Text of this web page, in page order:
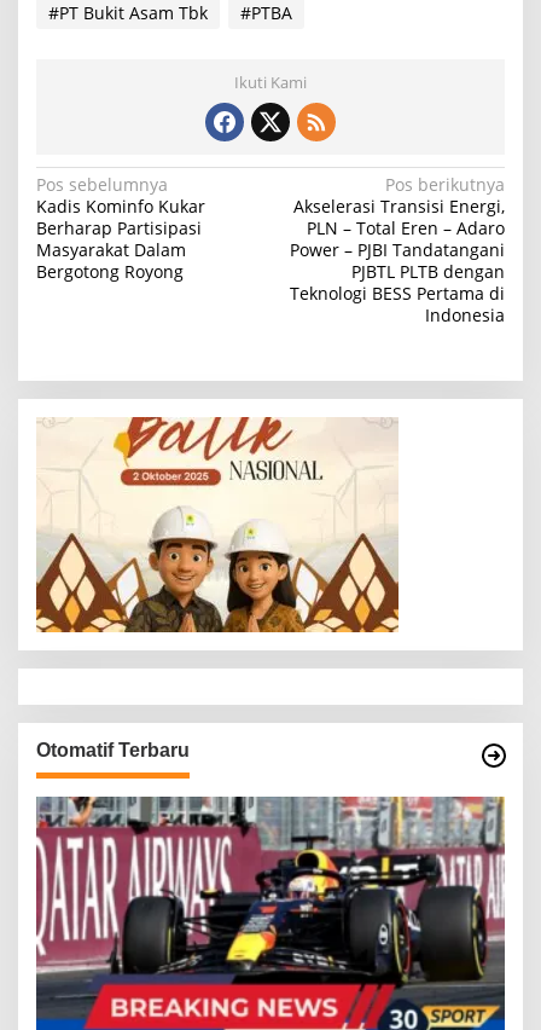
#PT Bukit Asam Tbk #PTBA
Ikuti Kami
N
a
v
s
i
p
o
s
Pos sebelumnya
Kadis Kominfo Kukar
Berharap Partisipasi
Masyarakat Dalam
Bergotong Royong
Pos berikutnya
Akselerasi Transisi Energi,
PLN – Total Eren – Adaro
Power – PJBI Tandatangani
PJBTL PLTB dengan
Teknologi BESS Pertama di
Indonesia
Otomatif Terbaru